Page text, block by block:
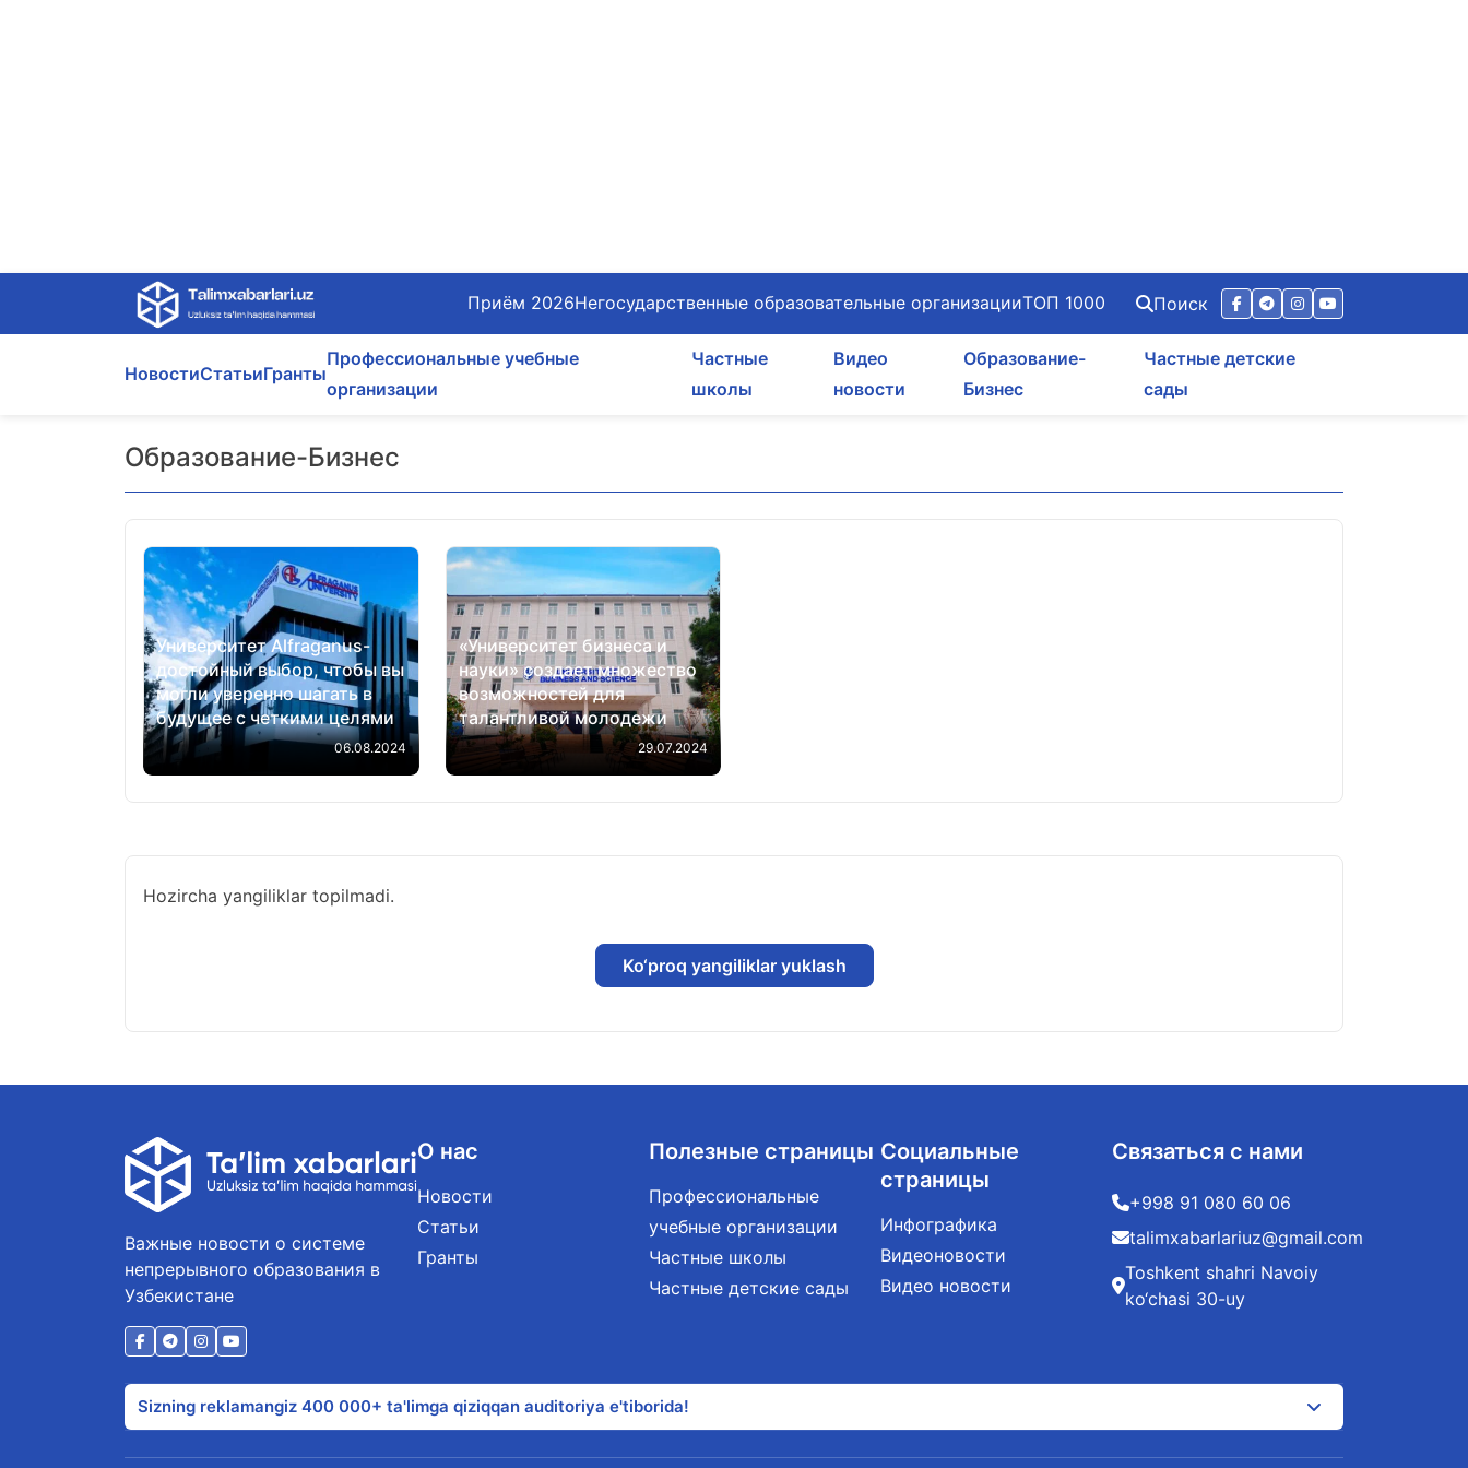
content
Приём 2026Негосударственные образовательные организацииТОП 1000 Поиск
НовостиСтатьиГранты
Профессиональные учебные
организации
Частные
школы
Видео
новости
Образование-
Бизнес
Частные детские
сады
Образование-Бизнес
Университет Alfraganus-
достойный выбор, чтобы вы
могли уверенно шагать в
будущее с четкими целями
06.08.2024
«Университет бизнеса и
науки» создает множество
возможностей для
талантливой молодежи
29.07.2024
Hozircha yangiliklar topilmadi.
Ko‘proq yangiliklar yuklash
Важные новости о системе
непрерывного образования в
Узбекистане
О нас
Новости
Статьи
Гранты
Полезные страницы
Профессиональные
учебные организации
Частные школы
Частные детские сады
Социальные
страницы
Инфографика
Видеоновости
Видео новости
Связаться с нами
+998 91 080 60 06
talimxabarlariuz@gmail.com
Toshkent shahri Navoiy
ko‘chasi 30-uy
Sizning reklamangiz 400 000+ ta'limga qiziqqan auditoriya e'tiborida!